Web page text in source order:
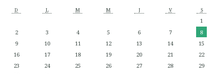
D L M M J V S
1
2
3 4 5 6 7
8
9
10 11 12 13 14
15
16
17 18 19 20 21
22
23
24 25 26 27 28
29